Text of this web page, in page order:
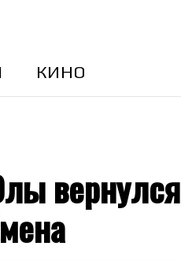
КИНО
вернулся